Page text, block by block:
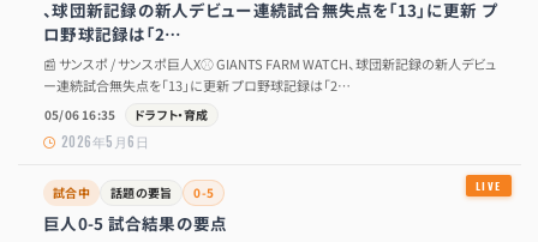
、球団新記録の新人デビュー連続試合無失点を「13」に更新 プ
ロ野球記録は「2…
📰 サンスポ / サンスポ巨人X⚾ GIANTS FARM WATCH、球団新記録の新人デビュ
ー連続試合無失点を「13」に更新 プロ野球記録は「2…
05/06 16:35 ドラフト・育成
2026年5月6日
試合中 話題の要旨 0-5
巨人0-5 試合結果の要点